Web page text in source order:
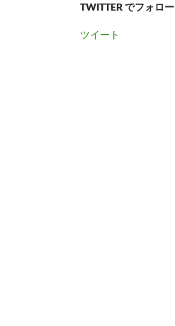
TWITTER でフォロー
ツイート